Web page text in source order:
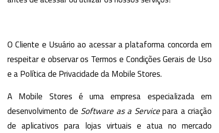
O Cliente e Usuário ao acessar a plataforma concorda em
respeitar e observar os Termos e Condições Gerais de Uso
e a Política de Privacidade da Mobile Stores.
A Mobile Stores é uma empresa especializada em
desenvolvimento de Software as a Servicepara a criação
de aplicativos para lojas virtuais e atua no mercado